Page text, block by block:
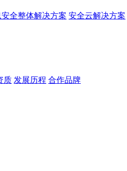
全整体解决方案 安全云解决方案
质 发展历程 合作品牌